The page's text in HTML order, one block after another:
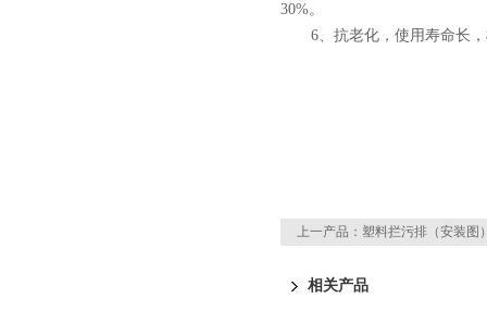
30%。
6、抗老化，使用寿命长，
上一产品： 塑料拦污排（安装图
相关产品